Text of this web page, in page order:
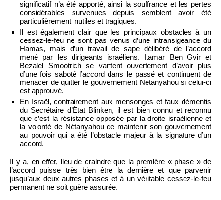
significatif n’a été apporté, ainsi la souffrance et les pertes
considérables survenues depuis semblent avoir été
particulièrement inutiles et tragiques.
Il est également clair que les principaux obstacles à un
cessez-le-feu ne sont pas venus d’une intransigeance du
Hamas, mais d’un travail de sape délibéré de l’accord
mené par les dirigeants israéliens. Itamar Ben Gvir et
Bezalel Smootrich se vantent ouvertement d’avoir plus
d’une fois saboté l’accord dans le passé et continuent de
menacer de quitter le gouvernement Netanyahou si celui-ci
est approuvé.
En Israël, contrairement aux mensonges et faux démentis
du Secrétaire d’État Blinken, il est bien connu et reconnu
que c’est la résistance opposée par la droite israélienne et
la volonté de Nétanyahou de maintenir son gouvernement
au pouvoir qui a été l’obstacle majeur à la signature d’un
accord.
Il y a, en effet, lieu de craindre que la première « phase » de
l’accord puisse très bien être la dernière et que parvenir
jusqu’aux deux autres phases et à un véritable cessez-le-feu
permanent ne soit guère assurée.